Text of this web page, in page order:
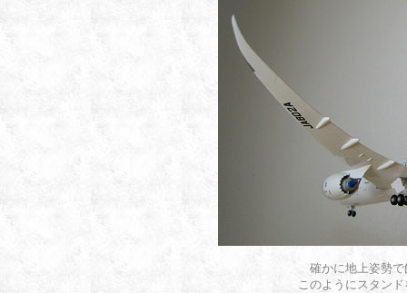
確かに地上姿勢
このようにスタン